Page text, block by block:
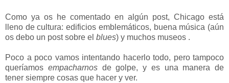
Como ya os he comentado en algún post, Chicago está
lleno de cultura: edificios emblemáticos, buena música (aún
os debo un post sobre el blues) y muchos museos .
Poco a poco vamos intentando hacerlo todo, pero tampoco
queríamos empacharnosde golpe, y es una manera de
tener siempre cosas que hacer y ver.